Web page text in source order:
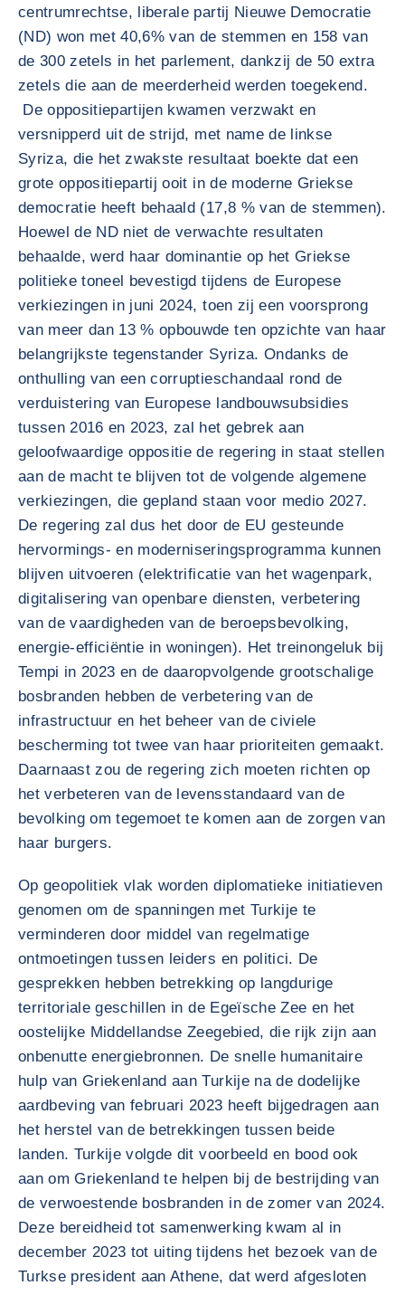
centrumrechtse, liberale partij Nieuwe Democratie
(ND) won met 40,6% van de stemmen en 158 van
de 300 zetels in het parlement, dankzij de 50 extra
zetels die aan de meerderheid werden toegekend.
De oppositiepartijen kwamen verzwakt en
versnipperd uit de strijd, met name de linkse
Syriza, die het zwakste resultaat boekte dat een
grote oppositiepartij ooit in de moderne Griekse
democratie heeft behaald (17,8 % van de stemmen).
Hoewel de ND niet de verwachte resultaten
behaalde, werd haar dominantie op het Griekse
politieke toneel bevestigd tijdens de Europese
verkiezingen in juni 2024, toen zij een voorsprong
van meer dan 13 % opbouwde ten opzichte van haar
belangrijkste tegenstander Syriza. Ondanks de
onthulling van een corruptieschandaal rond de
verduistering van Europese landbouwsubsidies
tussen 2016 en 2023, zal het gebrek aan
geloofwaardige oppositie de regering in staat stellen
aan de macht te blijven tot de volgende algemene
verkiezingen, die gepland staan voor medio 2027.
De regering zal dus het door de EU gesteunde
hervormings- en moderniseringsprogramma kunnen
blijven uitvoeren (elektrificatie van het wagenpark,
digitalisering van openbare diensten, verbetering
van de vaardigheden van de beroepsbevolking,
energie-efficiëntie in woningen). Het treinongeluk bij
Tempi in 2023 en de daaropvolgende grootschalige
bosbranden hebben de verbetering van de
infrastructuur en het beheer van de civiele
bescherming tot twee van haar prioriteiten gemaakt.
Daarnaast zou de regering zich moeten richten op
het verbeteren van de levensstandaard van de
bevolking om tegemoet te komen aan de zorgen van
haar burgers.
Op geopolitiek vlak worden diplomatieke initiatieven
genomen om de spanningen met Turkije te
verminderen door middel van regelmatige
ontmoetingen tussen leiders en politici. De
gesprekken hebben betrekking op langdurige
territoriale geschillen in de Egeïsche Zee en het
oostelijke Middellandse Zeegebied, die rijk zijn aan
onbenutte energiebronnen. De snelle humanitaire
hulp van Griekenland aan Turkije na de dodelijke
aardbeving van februari 2023 heeft bijgedragen aan
het herstel van de betrekkingen tussen beide
landen. Turkije volgde dit voorbeeld en bood ook
aan om Griekenland te helpen bij de bestrijding van
de verwoestende bosbranden in de zomer van 2024.
Deze bereidheid tot samenwerking kwam al in
december 2023 tot uiting tijdens het bezoek van de
Turkse president aan Athene, dat werd afgesloten